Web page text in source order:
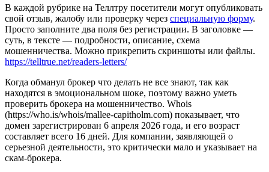
В каждой рубрике на Теллтру посетители могут опубликовать
свой отзыв, жалобу или проверку через специальную форму.
Просто заполните два поля без регистрации. В заголовке —
суть, в тексте — подробности, описание, схема
мошенничества. Можно прикрепить скриншоты или файлы.
https://telltrue.net/readers-letters/
Когда обманул брокер что делать не все знают, так как
находятся в эмоциональном шоке, поэтому важно уметь
проверить брокера на мошенничество. Whois
(https://who.is/whois/mallee-capitholm.com) показывает, что
домен зарегистрирован 6 апреля 2026 года, и его возраст
составляет всего 16 дней. Для компании, заявляющей о
серьезной деятельности, это критически мало и указывает на
скам-брокера.